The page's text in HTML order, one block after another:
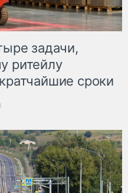
задачи,
ритейлу
сроки